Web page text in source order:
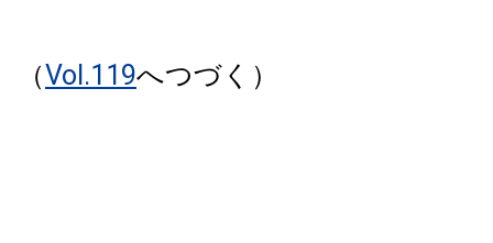
（Vol.119へつづく）